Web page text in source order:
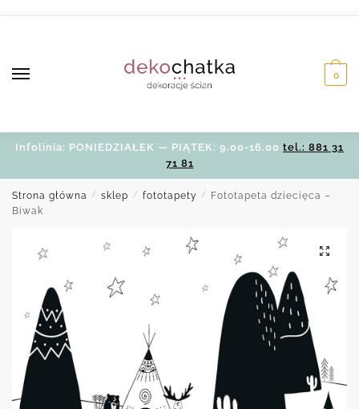
0
Infolinia: PONIEDZIAŁEK — PIĄTEK: 9.00-16.00 tel.: 881 31
71 81
Strona główna / sklep / fototapety /
Fototapeta dziecięca –
Biwak